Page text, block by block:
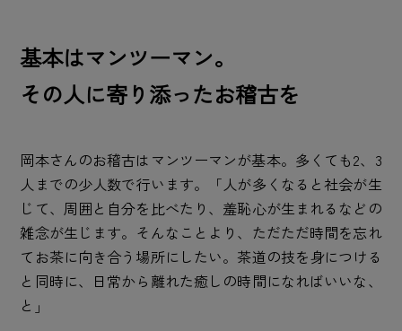
基本はマンツーマン。
その人に寄り添ったお稽古を
岡本さんのお稽古はマンツーマンが基本。多くても2、3
人までの少人数で行います。「人が多くなると社会が生
じて、周囲と自分を比べたり、羞恥心が生まれるなどの
雑念が生じます。そんなことより、ただただ時間を忘れ
てお茶に向き合う場所にしたい。茶道の技を身につける
と同時に、日常から離れた癒しの時間になればいいな、
と」